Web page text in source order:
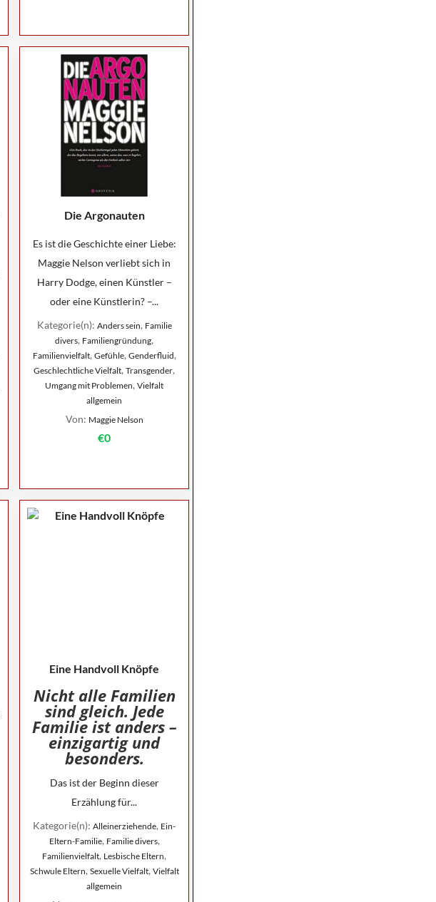
Die Argonauten
Es ist die Geschichte einer Liebe:
Maggie Nelson verliebt sich in
Harry Dodge, einen Künstler –
oder eine Künstlerin? –...
Kategorie(n): Anders sein, Familie
divers, Familiengründung,
Familienvielfalt, Gefühle, Genderfluid,
Geschlechtliche Vielfalt, Transgender,
Umgang mit Problemen, Vielfalt
allgemein
Von: Maggie Nelson
€0
Eine Handvoll Knöpfe
Nicht alle Familien
sind gleich. Jede
Familie ist anders –
einzigartig und
besonders.
Das ist der Beginn dieser
Erzählung für...
Kategorie(n): Alleinerziehende, Ein-
Eltern-Familie, Familie divers,
Familienvielfalt, Lesbische Eltern,
Schwule Eltern, Sexuelle Vielfalt, Vielfalt
allgemein